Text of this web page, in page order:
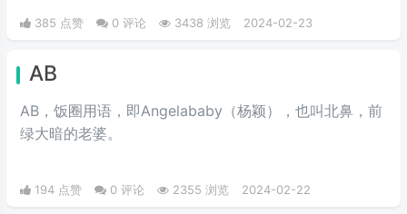
385 点赞 0 评论 3438 浏览 2024-02-23
AB
AB，饭圈用语，即Angelababy（杨颖），也叫北鼻，前
绿大暗的老婆。​
194 点赞 0 评论 2355 浏览 2024-02-22